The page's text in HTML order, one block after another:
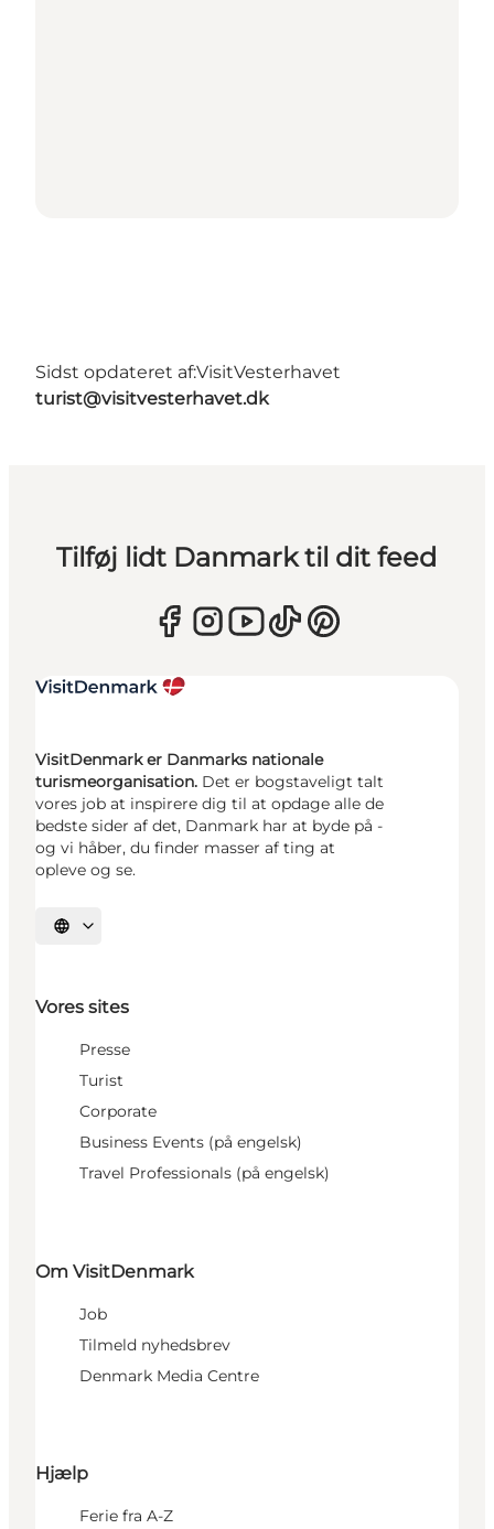
Sidst opdateret af:VisitVesterhavet
turist@visitvesterhavet.dk
Tilføj lidt Danmark til dit feed
VisitDenmark er Danmarks nationale
turismeorganisation. Det er bogstaveligt talt
vores job at inspirere dig til at opdage alle de
bedste sider af det, Danmark har at byde på -
og vi håber, du finder masser af ting at
opleve og se.
Vælg sprog
Vores sites
Presse
Turist
Corporate
Business Events (på engelsk)
Travel Professionals (på engelsk)
Om VisitDenmark
Job
Tilmeld nyhedsbrev
Denmark Media Centre
Hjælp
Ferie fra A-Z